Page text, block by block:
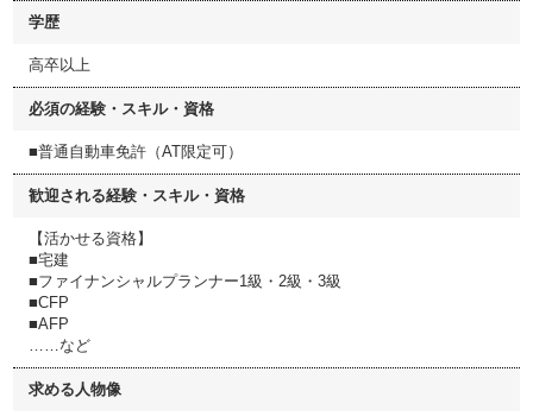
学歴
高卒以上
必須の経験・スキル・資格
■普通自動車免許（AT限定可）
歓迎される経験・スキル・資格
【活かせる資格】
■宅建
■ファイナンシャルプランナー1級・2級・3級
■CFP
■AFP
……など
求める人物像